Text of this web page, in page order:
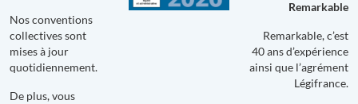
Nos conventions
collectives sont
mises à jour
quotidiennement.
De plus, vous
Remarkable
Remarkable, c’est
40 ans d’expérience
ainsi que l’agrément
Légifrance.